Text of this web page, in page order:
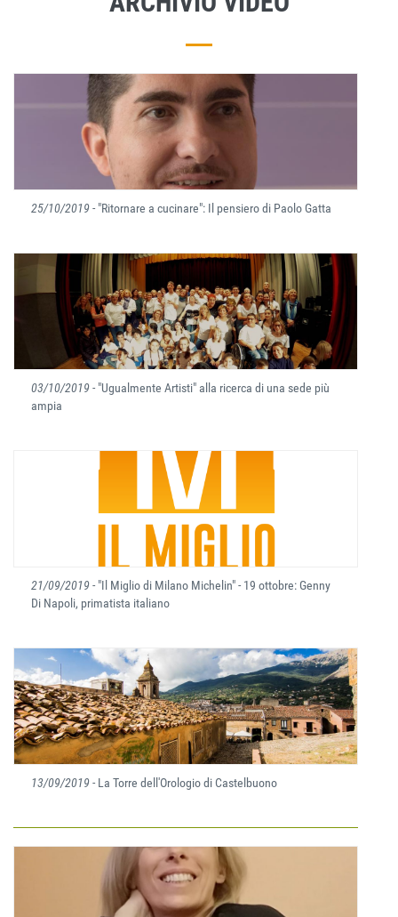
25/10/2019- "Ritornare a cucinare": Il pensiero di Paolo Gatta
03/10/2019- "Ugualmente Artisti" alla ricerca di una sede più
ampia
21/09/2019- "Il Miglio di Milano Michelin" - 19 ottobre: Genny
Di Napoli, primatista italiano
13/09/2019- La Torre dell'Orologio di Castelbuono